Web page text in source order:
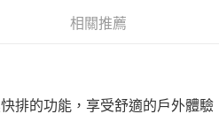
相關推薦
排的功能，享受舒適的戶外體驗